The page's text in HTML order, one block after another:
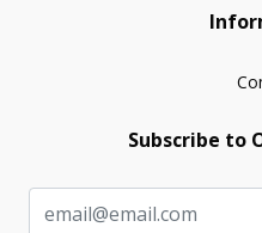
Subscribe to